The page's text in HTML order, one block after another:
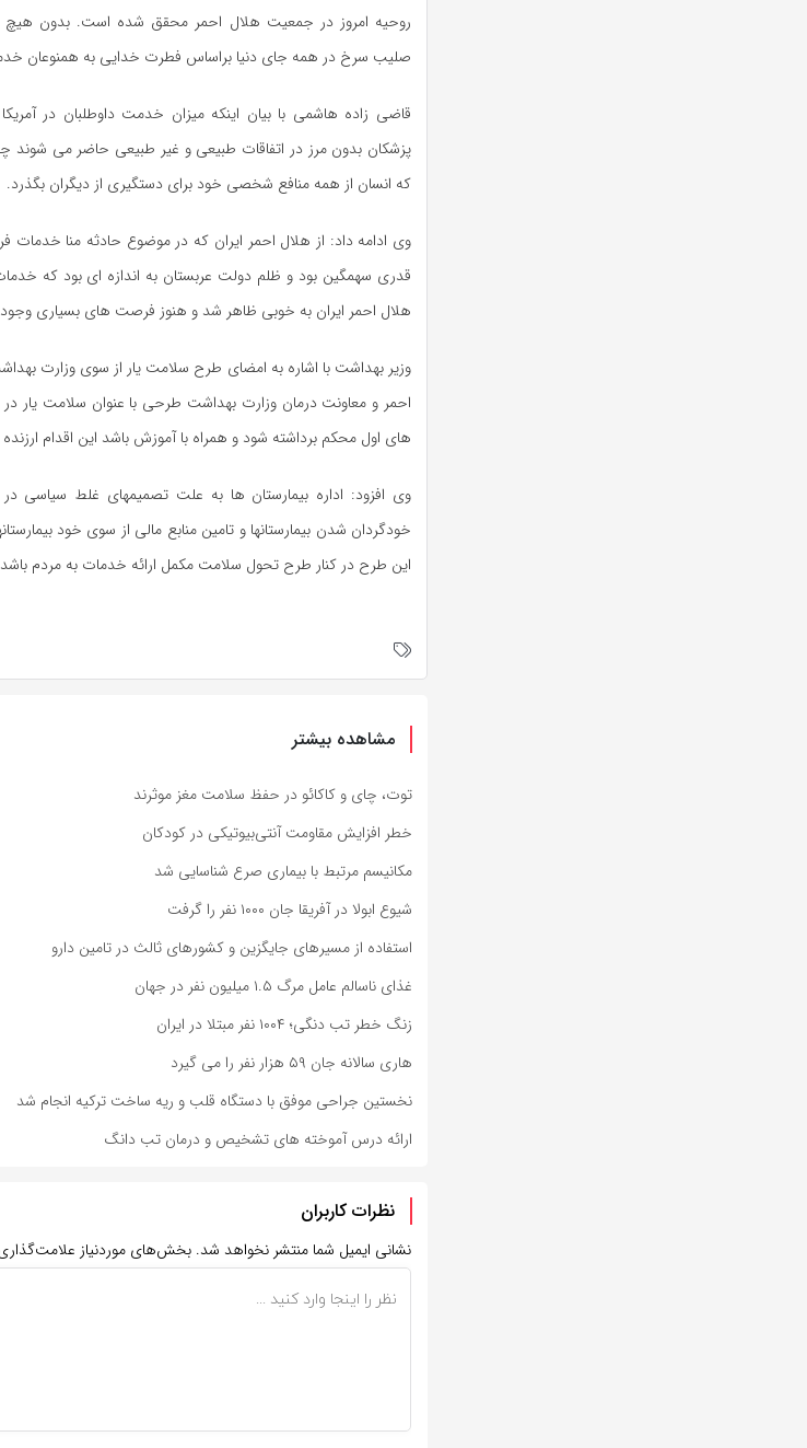
روحیه امروز در جمعیت هلال احمر محقق شده است. بدون هیچ
صلیب سرخ در همه جای دنیا براساس فطرت خدایی به همنوعان
پزشکان بدون مرز در اتفاقات طبیعی و غیر طبیعی حاضر می شوند
که انسان از همه منافع شخصی خود برای دستگیری از دیگران بگذرد.
وی ادامه داد: از هلال احمر ایران که در موضوع حادثه منا
قدری سهمگین بود و ظلم دولت عربستان به اندازه ای بود که
هلال احمر ایران به خوبی ظاهر شد و هنوز فرصت های بسیاری
وزیر بهداشت با اشاره به امضای طرح سلامت یار از سوی وزارت
های اول محکم برداشته شود و همراه با آموزش باشد این اقدام
خودگردان شدن بیمارستانها و تامین منابع مالی از سوی خود
این طرح در کنار طرح تحول سلامت مکمل ارائه خدمات به مردم
مشاهده بیشتر
توت، چای و کاکائو در حفظ سلامت مغز موثرند
خطر افزایش مقاومت آنتی‌بیوتیکی در کودکان
مکانیسم مرتبط با بیماری صرع شناسایی شد
شیوع ابولا در آفریقا جان ۱۰۰۰ نفر را گرفت
استفاده از مسیرهای جایگزین و کشورهای ثالث در تامین دارو
غذای ناسالم عامل مرگ ۱.۵ میلیون نفر در جهان
زنگ خطر تب دنگی؛ ۱۰۰۴ نفر مبتلا در ایران
هاری سالانه جان ۵۹ هزار نفر را می گیرد
نخستین جراحی موفق با دستگاه قلب و ریه ساخت ترکیه انجام شد
ارائه درس آموخته های تشخیص و درمان تب دانگ
نظرات کاربران
نشانی ایمیل شما منتشر نخواهد شد. بخش‌های موردنیاز